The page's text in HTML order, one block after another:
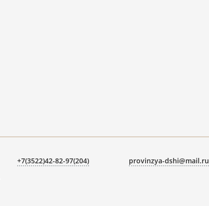
+7(3522)42-82-97(204) provinzya-dshi@mail.ru